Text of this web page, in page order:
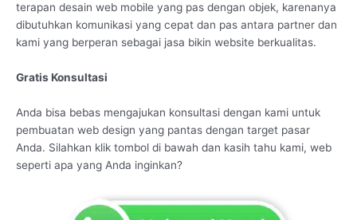
terapan desain web mobile yang pas dengan objek, karenanya
dibutuhkan komunikasi yang cepat dan pas antara partner dan
kami yang berperan sebagai jasa bikin website berkualitas.
Gratis Konsultasi
Anda bisa bebas mengajukan konsultasi dengan kami untuk
pembuatan web design yang pantas dengan target pasar
Anda. Silahkan klik tombol di bawah dan kasih tahu kami, web
seperti apa yang Anda inginkan?